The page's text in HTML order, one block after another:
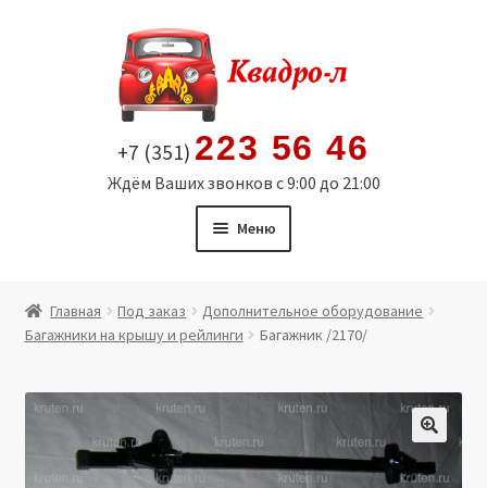
содержимому
+7 (351) 223 56 46
Ждём Ваших звонков с 9:00 до 21:00
Меню
Витрина
Мой аккаунт
Политика в отношении обработки персональных
данных
Главная Под заказ
Дополнительное оборудование
Багажники на крышу и рейлинги
Багажник /2170/